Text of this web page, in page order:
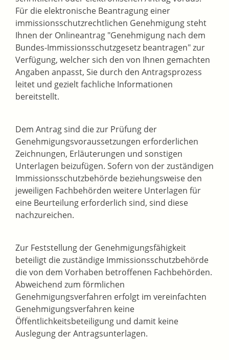
Für die elektronische Beantragung einer
immissionsschutzrechtlichen Genehmigung steht
Ihnen der Onlineantrag "Genehmigung nach dem
Bundes-Immissionsschutzgesetz beantragen" zur
Verfügung, welcher sich den von Ihnen gemachten
Angaben anpasst, Sie durch den Antragsprozess
leitet und gezielt fachliche Informationen
bereitstellt.
Dem Antrag sind die zur Prüfung der
Genehmigungsvoraussetzungen erforderlichen
Zeichnungen, Erläuterungen und sonstigen
Unterlagen beizufügen. Sofern von der zuständigen
Immissionsschutzbehörde beziehungsweise den
jeweiligen Fachbehörden weitere Unterlagen für
eine Beurteilung erforderlich sind, sind diese
nachzureichen.
Zur Feststellung der Genehmigungsfähigkeit
beteiligt die zuständige Immissionsschutzbehörde
dievon dem Vorhaben betroffenen Fachbehörden.
Abweichend zum förmlichen
Genehmigungsverfahren erfolgt im vereinfachten
Genehmigungsverfahren keine
Öffentlichkeitsbeteiligung und damit keine
Auslegung der Antragsunterlagen.